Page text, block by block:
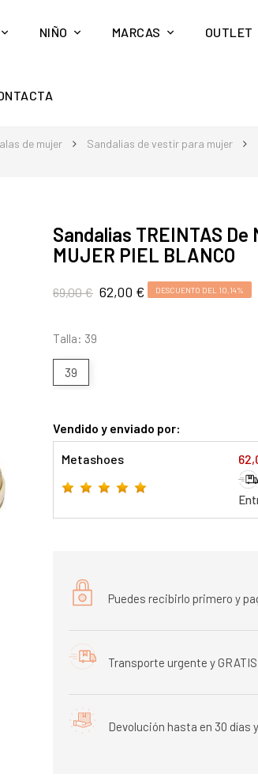
NIÑO MARCAS OUTLET
de mujer Sandalias de vestir para mujer
Sandalias TREINTAS De
MUJER PIEL BLANCO
69,00 € 62,00 € DESCUENTO DEL 10,14%
Talla: 39
39
Vendido y enviado por:
Metashoes
Puedes recibirlo primero y
Transporte urgente y GRATIS.
Devolución hasta en 30 días